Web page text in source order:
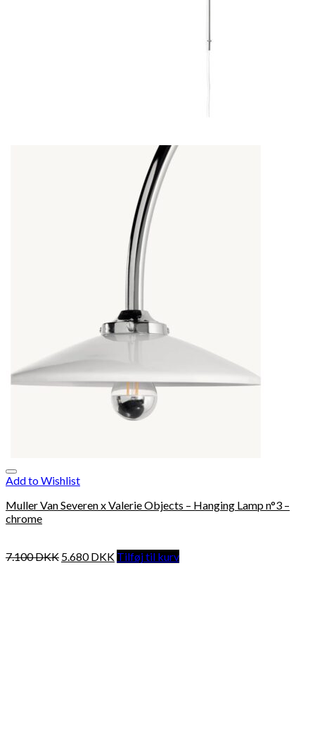
Add to Wishlist
Muller Van Severen x Valerie Objects – Hanging Lamp n°3 –
chrome
7.100DKK 5.680DKK Tilføj til kurv